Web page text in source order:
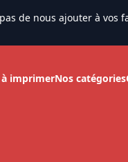
de nous ajouter à vos
imprimerNos catégories